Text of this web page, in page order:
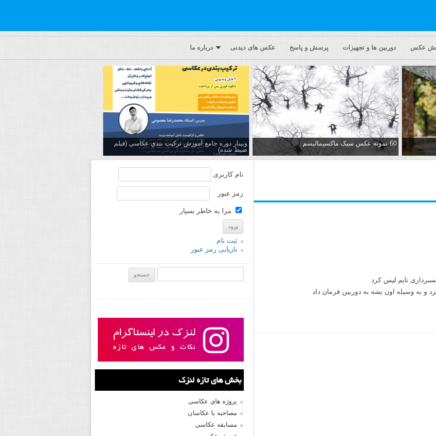
عکس دوربین ها و تجهیزات پرسش و پاسخ عکس های دیدنی درباره ما
60 نمونه عکس سبک ماکسیمالیسم
وبینار دوره جامع آموزش تركيب بندي عكاسي (فیلم
ضبط شده)
تایم لپس کرد
و به وسیله اون بشه به دوربین فرمان داد
نام کاربری
رمز عبور
مرا به خاطر بسپار
ثبت نام
بازیابی رمز عبور
بخش های تازه لنزک
پروژه های عکاسی
مصاحبه با عکاسان
مسابقه عکاسی